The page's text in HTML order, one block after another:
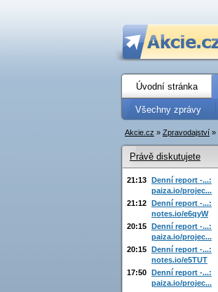
Úvodní stránka
Všechny zprávy
Akcie.cz » Zpravodajství »
Právě diskutujete
21:13 Denní report -...:
paiza.io/projec...
21:12 Denní report -...:
notes.io/e6qyW
20:15 Denní report -...:
paiza.io/projec...
20:15 Denní report -...:
notes.io/e5TUT
17:50 Denní report -...:
paiza.io/projec...